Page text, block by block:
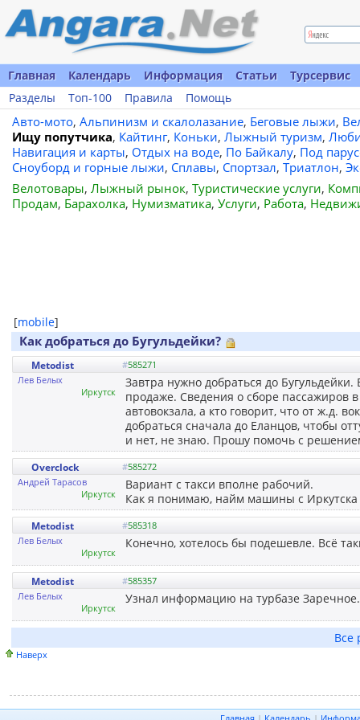
Главная Календарь Информация Статьи
Турсервис
Разделы
Топ-100 Правила Помощь
Авто-мото, Альпинизм и скалолазание, Беговые лыжи,
Ищу попутчика, Кайтинг, Коньки, Лыжный туризм,
Навигация и карты, Отдых на воде, По Байкалу, Под
Сноуборд и горные лыжи, Сплавы, Спортзал, Триатлон,
Велотовары, Лыжный рынок, Туристические услуги,
Продам, Барахолка, Нумизматика, Услуги, Работа,
[mobile]
Как добраться до Бугульдейки?
Metodist #585271
Лев Белых
Иркутск
Завтра нужно добраться до
продаже. Сведения о сборе пассажиров
автовокзала, а кто говорит, что от ж.д.
добраться сначала до Еланцов, чтобы
и нет, не знаю. Прошу помочь с
Overclock #585272
Андрей Тарасов
Иркутск
Вариант с такси вполне рабочий.
Как я понимаю, найм машины с Иркутска
Metodist #585318
Лев Белых
Иркутск
Конечно, хотелось бы подешевле. Всё
Metodist #585357
Лев Белых
Иркутск
Узнал информацию на турбазе
Все
Наверх